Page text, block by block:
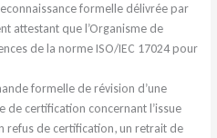
formelle délivrée par
attestant que l’Organisme de
de la norme ISO/IEC 17024 pour
formelle de révision d’une
de certification concernant l’issue
refus de certification, un retrait de